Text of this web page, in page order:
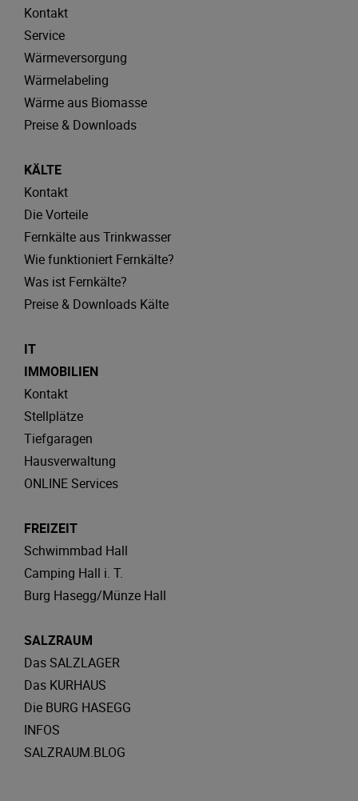
Kontakt
Service
Wärmeversorgung
Wärmelabeling
Wärme aus Biomasse
Preise & Downloads
KÄLTE
Kontakt
Die Vorteile
Fernkälte aus Trinkwasser
Wie funktioniert Fernkälte?
Was ist Fernkälte?
Preise & Downloads Kälte
IT
IMMOBILIEN
Kontakt
Stellplätze
Tiefgaragen
Hausverwaltung
ONLINE Services
FREIZEIT
Schwimmbad Hall
Camping Hall i. T.
Burg Hasegg/Münze Hall
SALZRAUM
Das SALZLAGER
Das KURHAUS
Die BURG HASEGG
INFOS
SALZRAUM.BLOG